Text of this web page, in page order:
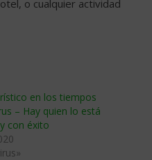
o cualquier actividad
en los tiempos
– Hay quien lo está
con éxito